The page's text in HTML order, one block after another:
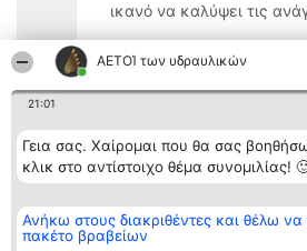
ΑΕΤΟΊ των υδραυλικών
21:01
Γεια σας. Χαίρομαι που θα σας
κλικ στο αντίστοιχο θέμα συνομιλίας!
Ανήκω στους διακριθέντες και θέλω
πακέτο βραβείων
ικανό να καλύψει τις
9.8
Διοργανωτής της
κατάταξης
BEAUTIFUL COMPANY
Μονοπρόσωπη ΙΚΕ
2104128019
email:
aetoi@beautifulcompany.co
Κατάταξη
Διακριθέντες
Λίστα όλων
Μεθοδολογία
Όροι &